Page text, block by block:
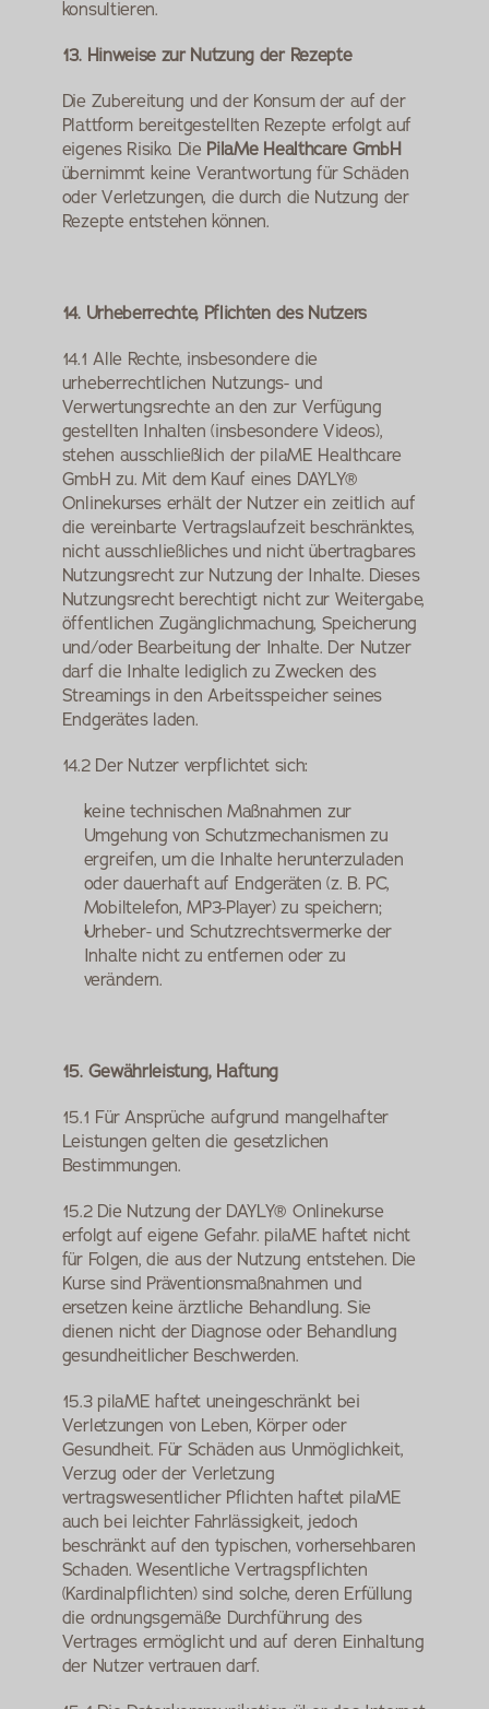
konsultieren.
13. Hinweise zur Nutzung der Rezepte
Die Zubereitung und der Konsum der auf der
Plattform bereitgestellten Rezepte erfolgt auf
eigenes Risiko. Die PilaMe Healthcare GmbH
übernimmt keine Verantwortung für Schäden
oder Verletzungen, die durch die Nutzung der
Rezepte entstehen können.
14. Urheberrechte, Pflichten des Nutzers
14.1 Alle Rechte, insbesondere die
urheberrechtlichen Nutzungs- und
Verwertungsrechte an den zur Verfügung
gestellten Inhalten (insbesondere Videos),
stehen ausschließlich der pilaME Healthcare
GmbH zu. Mit dem Kauf eines DAYLY®
Onlinekurses erhält der Nutzer ein zeitlich auf
die vereinbarte Vertragslaufzeit beschränktes,
nicht ausschließliches und nicht übertragbares
Nutzungsrecht zur Nutzung der Inhalte. Dieses
Nutzungsrecht berechtigt nicht zur Weitergabe,
öffentlichen Zugänglichmachung, Speicherung
und/oder Bearbeitung der Inhalte. Der Nutzer
darf die Inhalte lediglich zu Zwecken des
Streamings in den Arbeitsspeicher seines
Endgerätes laden.
14.2 Der Nutzer verpflichtet sich:
keine technischen Maßnahmen zur
Umgehung von Schutzmechanismen zu
ergreifen, um die Inhalte herunterzuladen
oder dauerhaft auf Endgeräten (z. B. PC,
Mobiltelefon, MP3-Player) zu speichern;
Urheber- und Schutzrechtsvermerke der
Inhalte nicht zu entfernen oder zu
verändern.
15. Gewährleistung, Haftung
15.1 Für Ansprüche aufgrund mangelhafter
Leistungen gelten die gesetzlichen
Bestimmungen.
15.2 Die Nutzung der DAYLY® Onlinekurse
erfolgt auf eigene Gefahr. pilaME haftet nicht
für Folgen, die aus der Nutzung entstehen. Die
Kurse sind Präventionsmaßnahmen und
ersetzen keine ärztliche Behandlung. Sie
dienen nicht der Diagnose oder Behandlung
gesundheitlicher Beschwerden.
15.3 pilaME haftet uneingeschränkt bei
Verletzungen von Leben, Körper oder
Gesundheit. Für Schäden aus Unmöglichkeit,
Verzug oder der Verletzung
vertragswesentlicher Pflichten haftet pilaME
auch bei leichter Fahrlässigkeit, jedoch
beschränkt auf den typischen, vorhersehbaren
Schaden. Wesentliche Vertragspflichten
(Kardinalpflichten) sind solche, deren Erfüllung
die ordnungsgemäße Durchführung des
Vertrages ermöglicht und auf deren Einhaltung
der Nutzer vertrauen darf.